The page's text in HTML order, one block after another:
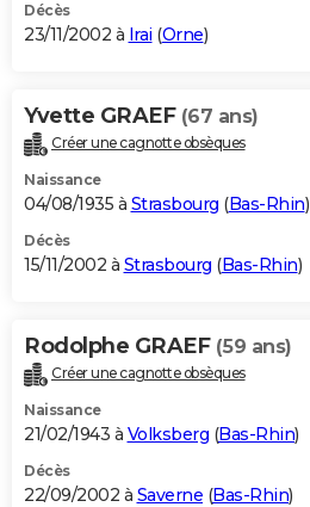
Décès
23/11/2002 à Irai (Orne)
Yvette GRAEF (67 ans)
Créer une cagnotte obsèques
Naissance
04/08/1935 à Strasbourg (Bas-Rhin)
Décès
15/11/2002 à Strasbourg (Bas-Rhin)
Rodolphe GRAEF (59 ans)
Créer une cagnotte obsèques
Naissance
21/02/1943 à Volksberg (Bas-Rhin)
Décès
22/09/2002 à Saverne (Bas-Rhin)